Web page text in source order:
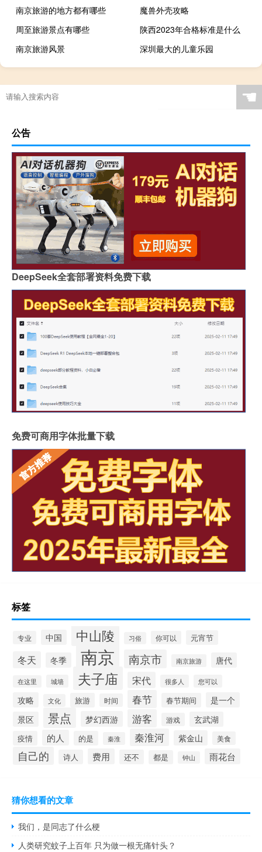
南京旅游的地方都有哪些
魔兽外壳攻略
周至旅游景点有哪些
陕西2023年合格标准是什么
南京旅游风景
深圳最大的儿童乐园
☚
公告
DeepSeek全套部署资料免费下载
免费可商用字体批量下载
标签
专业 中国 中山陵 习俗 你可以 元宵节
冬天 冬季 南京 南京市 南京旅游 唐代
在这里 城墙 夫子庙 宋代 很多人 您可以
攻略 文化 旅游 时间 春节 春节期间
是一个
景区
景点 梦幻西游 游客 游戏 玄武湖
疫情 的人 的是 秦淮 秦淮河 紫金山 美食
自己的 诗人 费用 还不 都是 钟山 雨花台
猜你想看的文章
我们，是同志了什么梗
人类研究蚊子上百年 只为做一根无痛针头？